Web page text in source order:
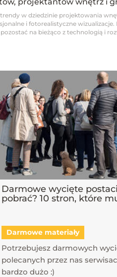
w dziedzinie projektowania
i fotorealistyczne
na bieżąco z technologią i
Darmowe wycięte
pobrać? 10 stron, które
Darmowe materiały
Potrzebujesz darmowych
polecanych przez nas
bardzo dużo :)